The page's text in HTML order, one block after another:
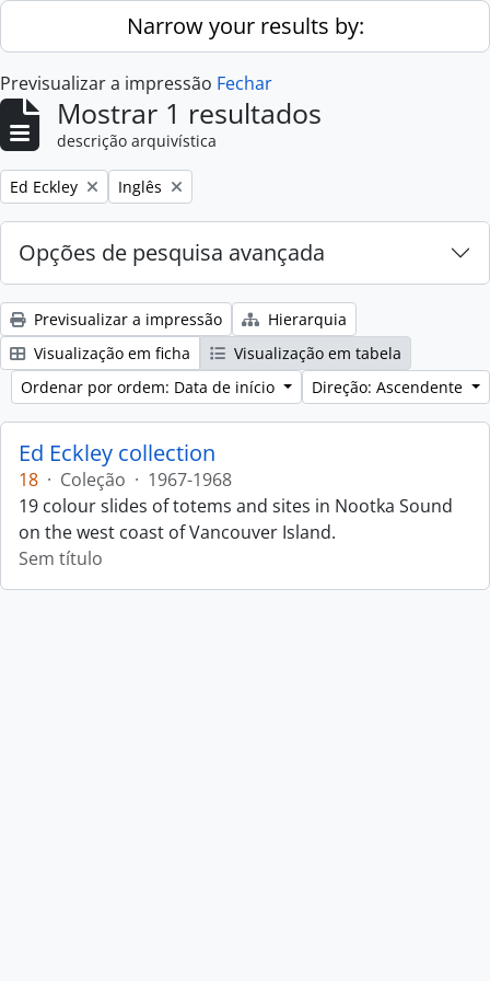
Skip to main contentNarrow your results by:
Previsualizar a impressão Fechar
Mostrar 1 resultados
descrição arquivística
Remove filter:
Ed Eckley Remove filter:
Inglês
Opções de pesquisa avançada
Previsualizar a impressão
Hierarquia
Visualização em ficha
Visualização em tabela
Ordenar por ordem: Data de início
Direção: Ascendente
Ed Eckley collection
18 · Coleção · 1967-1968
19 colour slides of totems and sites in Nootka Sound
on the west coast of Vancouver Island.
Sem título